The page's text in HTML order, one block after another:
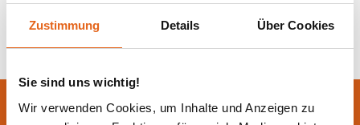
Zustimmung Details Über Cookies
Sie sind uns wichtig!
Wir verwenden Cookies, um Inhalte und Anzeigen zu
Lassen Sie sich jetzt